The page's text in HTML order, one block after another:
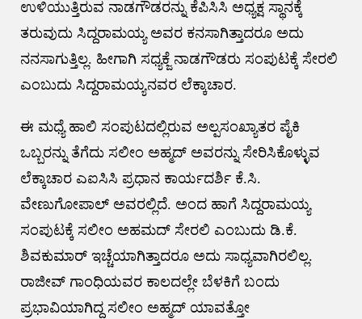
ಉಳಿಯುತ್ತಿರುವ ನಾಡಗೌಡರನ್ನು ಕೆಪಿಸಿಸಿ ಅಧ್ಯಕ್ಷ ಸ್ಥಾನಕ್ಕೆ
ತರುವುದು ಸಿದ್ದರಾಮಯ್ಯ ಅವರ ಕನಸಾಗಿತ್ತಾದರೂ ಅದು
ನನಸಾಗುತ್ತಿಲ್ಲ. ಹೀಗಾಗಿ ಸಧ್ಯಕ್ಜೆ ನಾಡಗೌಡರು ಸಂಪುಟಕ್ಕೆ ಸೇರಲಿ
ಎಂಬುದು ಸಿದ್ದರಾಮಯ್ಯನವರ ಲೆಕ್ಕಾಚಾರ.
ಈ ಮಧ್ಯೆ ಹಾಲಿ ಸಂಪುಟದಲ್ಲಿರುವ ಅಲ್ಪಸಂಖ್ಯಾತರ ಪೈಕಿ
ಒಬ್ಬರನ್ನು ತೆಗೆದು ಸಲೀಂ ಅಹ್ಮದ್ ಅವರನ್ನು ಸೇರಿಸಿಕೊಳ್ಳುವ
ಲೆಕ್ಕಾಚಾರ ಎಐಸಿಸಿ ಪ್ರಧಾನ ಕಾರ್ಯದರ್ಶಿ ಕೆ.ಸಿ.
ವೇಣುಗೋಪಾಲ್ ಅವರಲ್ಲಿದೆ. ಅಂದ ಹಾಗೆ ಸಿದ್ದರಾಮಯ್ಯ
ಸಂಪುಟಕ್ಕೆ ಸಲೀಂ ಅಹಮದ್ ಸೇರಲಿ ಎಂಬುದು ಡಿ.ಕೆ.
ಶಿವಕುಮಾರ್ ಇಚ್ಚೆಯಾಗಿತ್ತಾದರೂ ಅದು ಸಾಧ್ಯವಾಗಿರಲಿಲ್ಲ.
ರಾಜೀವ್ ಗಾಂಧಿಯವರ ಕಾಲದಲ್ಲೇ ಬೆಳಕಿಗೆ ಬಂದು
ಪ್ರಭಾವಿಯಾಗಿದ್ದ ಸಲೀಂ ಅಹ್ಮದ್ ಯಾವತ್ತೋ